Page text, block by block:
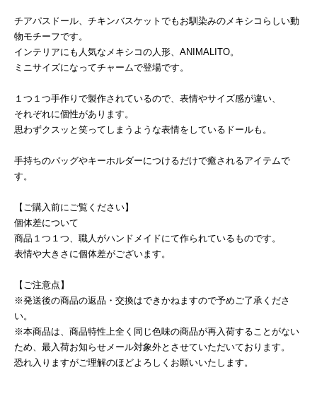
チアパスドール、チキンバスケットでもお馴染みのメキシコらしい動
物モチーフです。
インテリアにも人気なメキシコの人形、ANIMALITO。
ミニサイズになってチャームで登場です。
１つ１つ手作りで製作されているので、表情やサイズ感が違い、
それぞれに個性があります。
思わずクスッと笑ってしまうような表情をしているドールも。
手持ちのバッグやキーホルダーにつけるだけで癒されるアイテムで
す。
【ご購入前にご覧ください】
個体差について
商品１つ１つ、職人がハンドメイドにて作られているものです。
表情や大きさに個体差がございます。
【ご注意点】
※発送後の商品の返品・交換はできかねますので予めご了承くださ
い。
※本商品は、商品特性上全く同じ色味の商品が再入荷することがない
ため、最入荷お知らせメール対象外とさせていただいております。
恐れ入りますがご理解のほどよろしくお願いいたします。